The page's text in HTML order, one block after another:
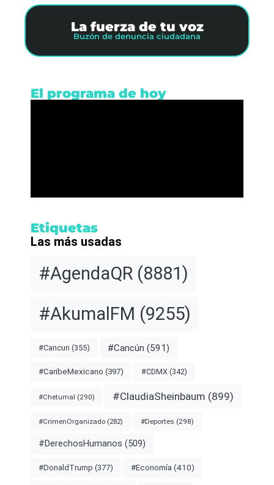
La fuerza de tu voz
Buzón de denuncia ciudadana
El programa de hoy
Etiquetas
Las más usadas
#AgendaQR (8881)
#AkumalFM (9255)
#Cancun (355) #Cancún (591)
#CaribeMexicano (397) #CDMX (342)
#Chetumal (290) #ClaudiaSheinbaum (899)
#CrimenOrganizado (282) #Deportes (298)
#DerechosHumanos (509)
#DonaldTrump (377) #Economía (410)